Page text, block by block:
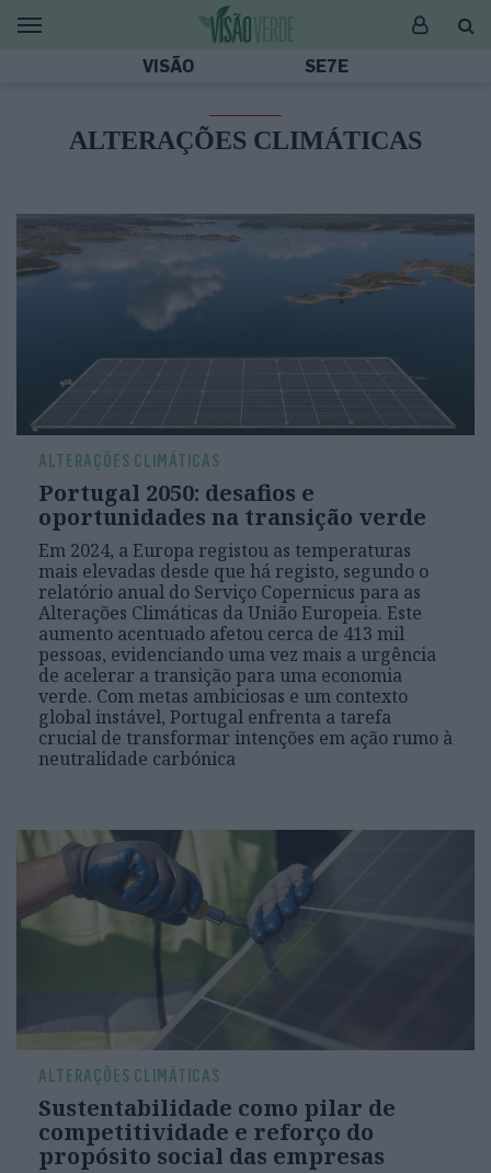
VISÃO SE7E
ALTERAÇÕES CLIMÁTICAS
ALTERAÇÕES CLIMÁTICAS
Portugal 2050: desafios e
oportunidades na transição verde
Em 2024, a Europa registou as temperaturas
mais elevadas desde que há registo, segundo o
relatório anual do Serviço Copernicus para as
Alterações Climáticas da União Europeia. Este
aumento acentuado afetou cerca de 413 mil
pessoas, evidenciando uma vez mais a urgência
de acelerar a transição para uma economia
verde. Com metas ambiciosas e um contexto
global instável, Portugal enfrenta a tarefa
crucial de transformar intenções em ação rumo à
neutralidade carbónica
ALTERAÇÕES CLIMÁTICAS
Sustentabilidade como pilar de
competitividade e reforço do
propósito social das empresas